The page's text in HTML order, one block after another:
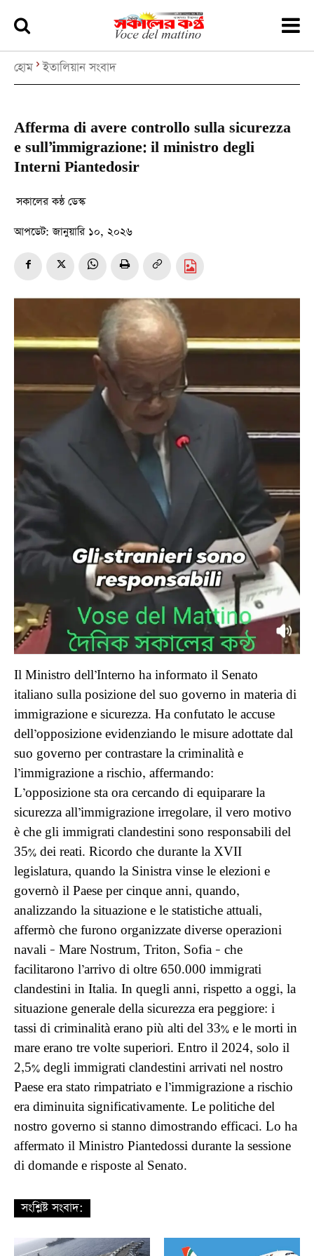
হোম ইতালিয়ান সংবাদ
Afferma di avere controllo sulla sicurezza
e sull’immigrazione: il ministro degli
Interni Piantedosir
সকালের কন্ঠ ডেস্ক
আপডেট: জানুয়ারি ১০, ২০২৬
Il Ministro dell’Interno ha informato il Senato
italiano sulla posizione del suo governo in materia di
immigrazione e sicurezza. Ha confutato le accuse
dell’opposizione evidenziando le misure adottate dal
suo governo per contrastare la criminalità e
l’immigrazione a rischio, affermando:
L’opposizione sta ora cercando di equiparare la
sicurezza all’immigrazione irregolare, il vero motivo
è che gli immigrati clandestini sono responsabili del
35% dei reati. Ricordo che durante la XVII
legislatura, quando la Sinistra vinse le elezioni e
governò il Paese per cinque anni, quando,
analizzando la situazione e le statistiche attuali,
affermò che furono organizzate diverse operazioni
navali – Mare Nostrum, Triton, Sofia – che
facilitarono l’arrivo di oltre 650.000 immigrati
clandestini in Italia. In quegli anni, rispetto a oggi, la
situazione generale della sicurezza era peggiore: i
tassi di criminalità erano più alti del 33% e le morti in
mare erano tre volte superiori. Entro il 2024, solo il
2,5% degli immigrati clandestini arrivati ​​nel nostro
Paese era stato rimpatriato e l’immigrazione a rischio
era diminuita significativamente. Le politiche del
nostro governo si stanno dimostrando efficaci. Lo ha
affermato il Ministro Piantedossi durante la sessione
di domande e risposte al Senato.
সংশ্লিষ্ট সংবাদ: